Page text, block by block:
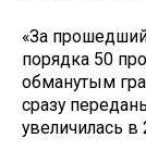
«За
порядка 50
обманутым
сразу
увеличилась в